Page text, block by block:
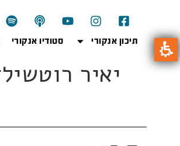
תיכון אנקורי סטודיו אנקורי
יאיר